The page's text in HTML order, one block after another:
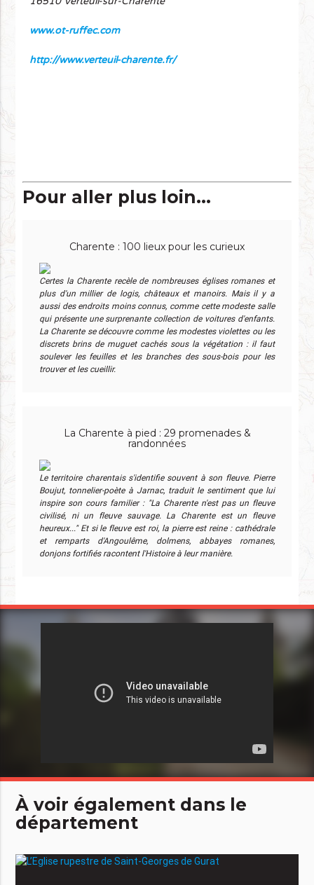
www.ot-ruffec.com
http://www.verteuil-charente.fr/
Pour aller plus loin...
Charente : 100 lieux pour les curieux
Certes la Charente recèle de nombreuses églises romanes et
plus d'un millier de logis, châteaux et manoirs. Mais il y a
aussi des endroits moins connus, comme cette modeste salle
qui présente une surprenante collection de voitures d'enfants.
La Charente se découvre comme les modestes violettes ou les
discrets brins de muguet cachés sous la végétation : il faut
soulever les feuilles et les branches des sous-bois pour les
trouver et les cueillir.
La Charente à pied : 29 promenades &
randonnées
Le territoire charentais s'identifie souvent à son fleuve. Pierre
Boujut, tonnelier-poète à Jarnac, traduit le sentiment que lui
inspire son cours familier : "La Charente n'est pas un fleuve
civilisé, ni un fleuve sauvage. La Charente est un fleuve
heureux..." Et si le fleuve est roi, la pierre est reine : cathédrale
et remparts d'Angoulême, dolmens, abbayes romanes,
donjons fortifiés racontent l'Histoire à leur manière.
À voir également dans le
département